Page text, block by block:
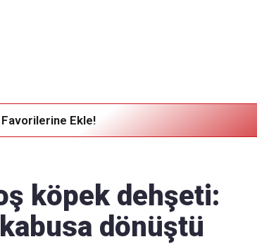
Ekle!
köpek dehşeti:
dönüştü